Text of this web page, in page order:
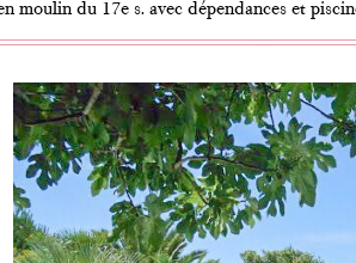
moulin du 17e s. avec dépendances et